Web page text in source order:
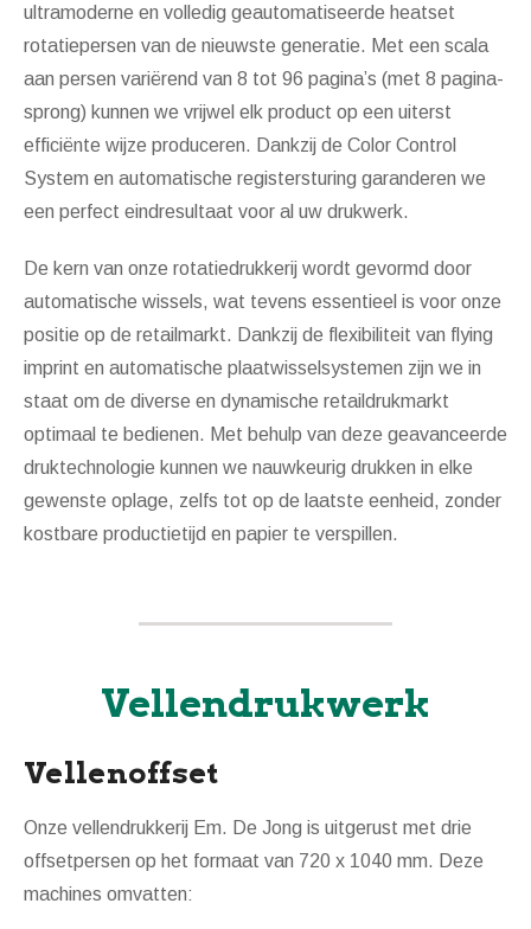
ultramoderne en volledig geautomatiseerde heatset
rotatiepersen van de nieuwste generatie. Met een scala
aan persen variërend van 8 tot 96 pagina’s (met 8 pagina-
sprong) kunnen we vrijwel elk product op een uiterst
efficiënte wijze produceren. Dankzij de Color Control
System en automatische registersturing garanderen we
een perfect eindresultaat voor al uw drukwerk.
De kern van onze rotatiedrukkerij wordt gevormd door
automatische wissels, wat tevens essentieel is voor onze
positie op de retailmarkt. Dankzij de flexibiliteit van flying
imprint en automatische plaatwisselsystemen zijn we in
staat om de diverse en dynamische retaildrukmarkt
optimaal te bedienen. Met behulp van deze geavanceerde
druktechnologie kunnen we nauwkeurig drukken in elke
gewenste oplage, zelfs tot op de laatste eenheid, zonder
kostbare productietijd en papier te verspillen.
Vellendrukwerk
Vellenoffset
Onze vellendrukkerij Em. De Jong is uitgerust met drie
offsetpersen op het formaat van 720 x 1040 mm. Deze
machines omvatten: